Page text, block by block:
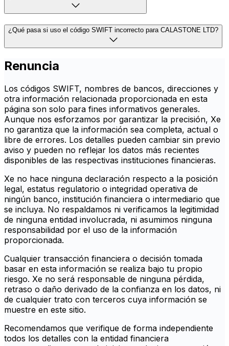
¿Qué pasa si uso el código SWIFT incorrecto para CALASTONE LTD?
Renuncia
Los códigos SWIFT, nombres de bancos, direcciones y
otra información relacionada proporcionada en esta
página son solo para fines informativos generales.
Aunque nos esforzamos por garantizar la precisión, Xe
no garantiza que la información sea completa, actual o
libre de errores. Los detalles pueden cambiar sin previo
aviso y pueden no reflejar los datos más recientes
disponibles de las respectivas instituciones financieras.
Xe no hace ninguna declaración respecto a la posición
legal, estatus regulatorio o integridad operativa de
ningún banco, institución financiera o intermediario que
se incluya. No respaldamos ni verificamos la legitimidad
de ninguna entidad involucrada, ni asumimos ninguna
responsabilidad por el uso de la información
proporcionada.
Cualquier transacción financiera o decisión tomada
basar en esta información se realiza bajo tu propio
riesgo. Xe no será responsable de ninguna pérdida,
retraso o daño derivado de la confianza en los datos, ni
de cualquier trato con terceros cuya información se
muestre en este sitio.
Recomendamos que verifique de forma independiente
todos los detalles con la entidad financiera